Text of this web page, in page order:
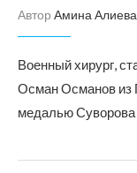
Автор Амина Алиева
Военный хирург,
Осман Османов из
медалью Суворова